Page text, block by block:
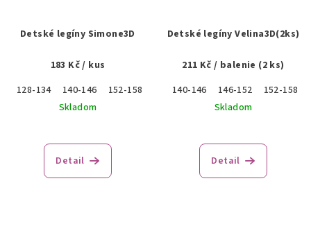
Detské legíny Simone3D
183 Kč/ kus
128-134
140-146
152-158
Skladom
Detail
Detské legíny Velina3D(2ks)
211 Kč/ balenie (2 ks)
140-146
146-152
152-158
Skladom
Detail